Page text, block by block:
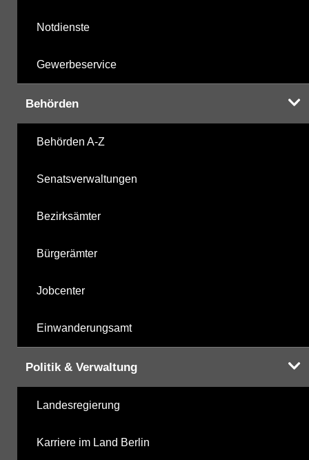
Notdienste
Gewerbeservice
Behörden
Behörden A-Z
Senatsverwaltungen
Bezirksämter
Bürgerämter
Jobcenter
Einwanderungsamt
Politik & Verwaltung
Landesregierung
Karriere im Land Berlin